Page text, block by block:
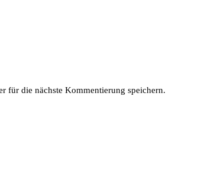
für die nächste Kommentierung speichern.